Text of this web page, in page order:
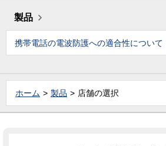
製品
携帯電話の電波防護への適合性について
ホーム 製品 店舗の選択